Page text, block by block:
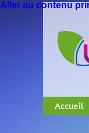
Aller au contenu
Accueil